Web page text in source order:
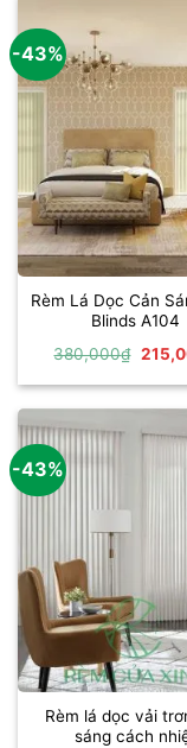
-43%
Rèm Lá Dọc Cản
Blinds A104
380,000₫ Giá
là:
-43%
Rèm lá dọc vải
sáng cách